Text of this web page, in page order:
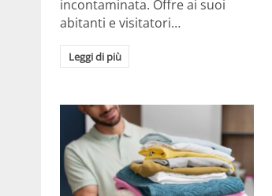
incontaminata. Offre ai suoi
abitanti e visitatori…
Leggi di più